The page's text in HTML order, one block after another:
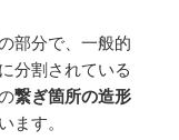
部分で、一般的
分割されている
繋ぎ箇所の造形
ます。